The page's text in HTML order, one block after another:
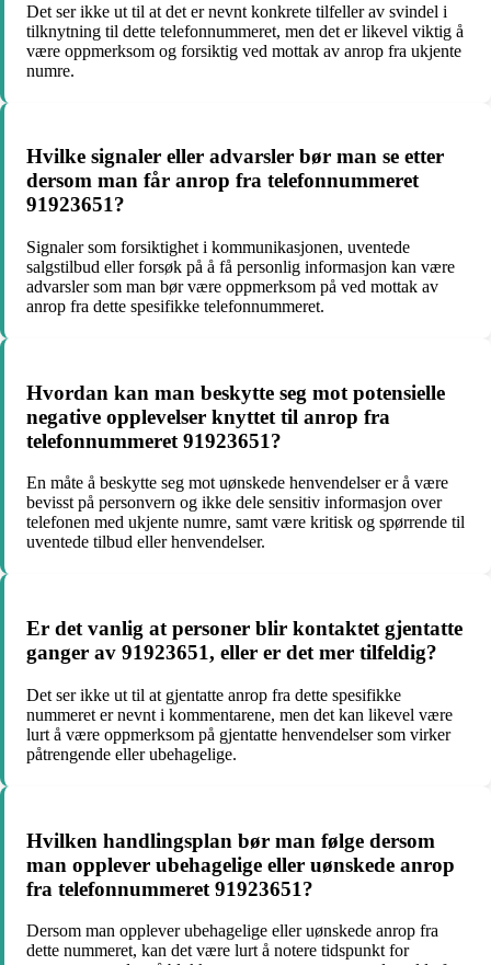
Det ser ikke ut til at det er nevnt konkrete tilfeller av svindel i
tilknytning til dette telefonnummeret, men det er likevel viktig å
være oppmerksom og forsiktig ved mottak av anrop fra ukjente
numre.
Hvilke signaler eller advarsler bør man se etter
dersom man får anrop fra telefonnummeret
91923651?
Signaler som forsiktighet i kommunikasjonen, uventede
salgstilbud eller forsøk på å få personlig informasjon kan være
advarsler som man bør være oppmerksom på ved mottak av
anrop fra dette spesifikke telefonnummeret.
Hvordan kan man beskytte seg mot potensielle
negative opplevelser knyttet til anrop fra
telefonnummeret 91923651?
En måte å beskytte seg mot uønskede henvendelser er å være
bevisst på personvern og ikke dele sensitiv informasjon over
telefonen med ukjente numre, samt være kritisk og spørrende til
uventede tilbud eller henvendelser.
Er det vanlig at personer blir kontaktet gjentatte
ganger av 91923651, eller er det mer tilfeldig?
Det ser ikke ut til at gjentatte anrop fra dette spesifikke
nummeret er nevnt i kommentarene, men det kan likevel være
lurt å være oppmerksom på gjentatte henvendelser som virker
påtrengende eller ubehagelige.
Hvilken handlingsplan bør man følge dersom
man opplever ubehagelige eller uønskede anrop
fra telefonnummeret 91923651?
Dersom man opplever ubehagelige eller uønskede anrop fra
dette nummeret, kan det være lurt å notere tidspunkt for